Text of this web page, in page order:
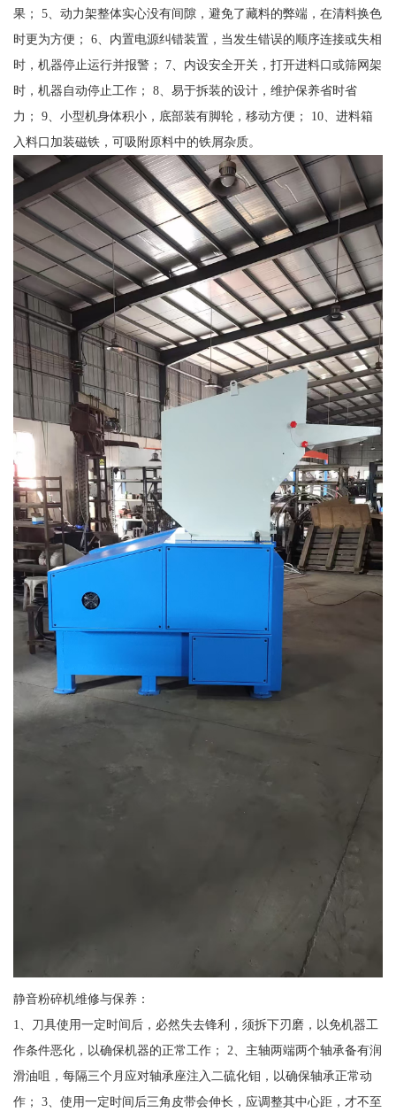
果； 5、动力架整体实心没有间隙，避免了藏料的弊端，在清料换色
时更为方便； 6、内置电源纠错装置，当发生错误的顺序连接或失相
时，机器停止运行并报警； 7、内设安全开关，打开进料口或筛网架
时，机器自动停止工作； 8、易于拆装的设计，维护保养省时省
力； 9、小型机身体积小，底部装有脚轮，移动方便； 10、进料箱
入料口加装磁铁，可吸附原料中的铁屑杂质。
静音粉碎机维修与保养：
1、刀具使用一定时间后，必然失去锋利，须拆下刃磨，以免机器工
作条件恶化，以确保机器的正常工作； 2、主轴两端两个轴承备有润
滑油咀，每隔三个月应对轴承座注入二硫化钼，以确保轴承正常动
作； 3、使用一定时间后三角皮带会伸长，应调整其中心距，才不至